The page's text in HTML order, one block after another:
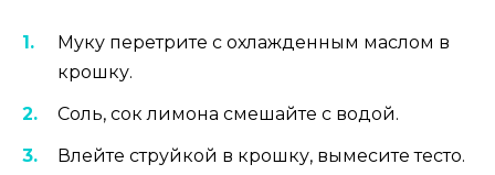
Муку перетрите с охлажденным маслом в
крошку.
Соль, сок лимона смешайте с водой.
Влейте струйкой в крошку, вымесите тесто.